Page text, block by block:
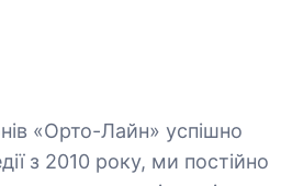
з 2010 року, ми постійно